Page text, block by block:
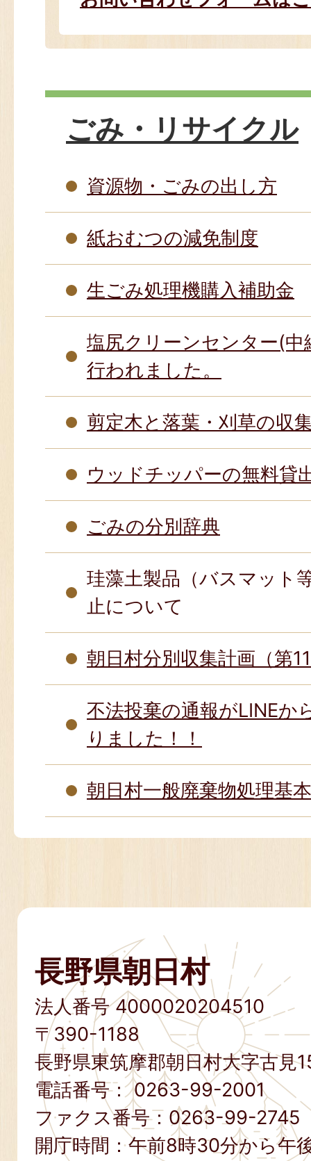
ごみ・リサイクル
資源物・ごみの出し方
紙おむつの減免制度
生ごみ処理機購入補助金
塩尻クリーンセンター(
行われました。
剪定木と落葉・刈草の収
ウッドチッパーの無料貸
ごみの分別辞典
珪藻土製品（バスマット
止について
朝日村分別収集計画（第
不法投棄の通報がLINEか
りました！！
朝日村一般廃棄物処理基
長野県朝日村
法人番号 4000020204510
〒390-1188
長野県東筑摩郡朝日村大字古見
電話番号：0263-99-2001
ファクス番号： 0263-99-2745
開庁時間：午前8時30分から午